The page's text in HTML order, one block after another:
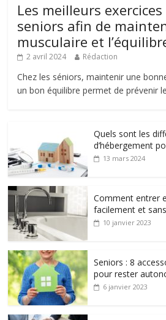
Les meilleurs
seniors afin de
musculaire et
2 avril 2024 Rédaction
Chez les séniors, maintenir une
un bon équilibre permet de prévenir
Quels sont les
d’hébergement
13 mars 2024
Comment entrer
facilement et
10 janvier 2023
Seniors : 8
pour rester
6 janvier 2023